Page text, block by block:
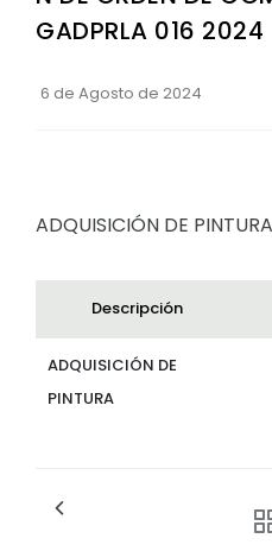
Convocatorias
Cédulas
GADPRLA 016 2024
6 de Agosto de 2024
ADQUISICIÓN DE PINTURA
Descripción
ADQUISICIÓN DE
PINTURA